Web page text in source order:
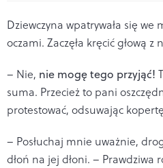
Dziewczyna wpatrywała się
oczami. Zaczęła kręcić głową
– Nie, nie mogę tego przyjąć!
suma. Przecież to pani
protestować, odsuwając
– Posłuchaj mnie uważnie,
dłoń na jej dłoni. – Prawdziwa